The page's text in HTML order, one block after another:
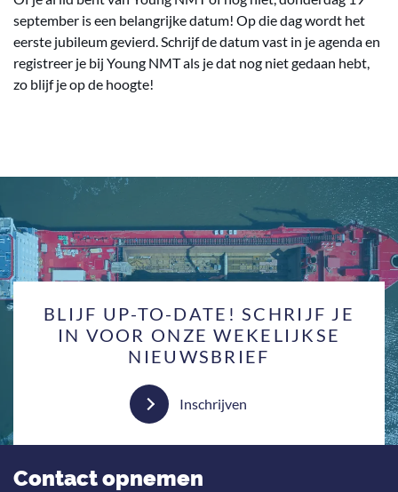
september is een belangrijke datum! Op die dag wordt het
eerste jubileum gevierd. Schrijf de datum vast in je agenda en
registreer je bij Young NMT als je dat nog niet gedaan hebt,
zo blijf je op de hoogte!
BLIJF UP-TO-DATE! SCHRIJF JE
IN VOOR ONZE WEKELIJKSE
NIEUWSBRIEF
Inschrijven
Contact opnemen